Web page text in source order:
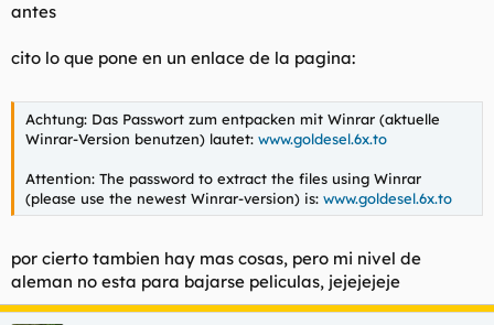
antes
cito lo que pone en un enlace de la pagina:
Achtung: Das Passwort zum entpacken mit Winrar (aktuelle
Winrar-Version benutzen) lautet: www.goldesel.6x.to
Attention: The password to extract the files using Winrar
(please use the newest Winrar-version) is: www.goldesel.6x.to
por cierto tambien hay mas cosas, pero mi nivel de
aleman no esta para bajarse peliculas, jejejejeje